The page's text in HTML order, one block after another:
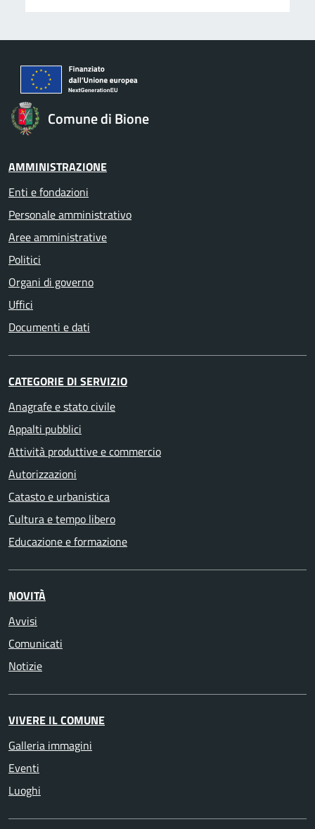
Comune di Bione
AMMINISTRAZIONE
Enti e fondazioni
Personale amministrativo
Aree amministrative
Politici
Organi di governo
Uffici
Documenti e dati
CATEGORIE DI SERVIZIO
Anagrafe e stato civile
Appalti pubblici
Attività produttive e commercio
Autorizzazioni
Catasto e urbanistica
Cultura e tempo libero
Educazione e formazione
NOVITÀ
Avvisi
Comunicati
Notizie
VIVERE IL COMUNE
Galleria immagini
Eventi
Luoghi